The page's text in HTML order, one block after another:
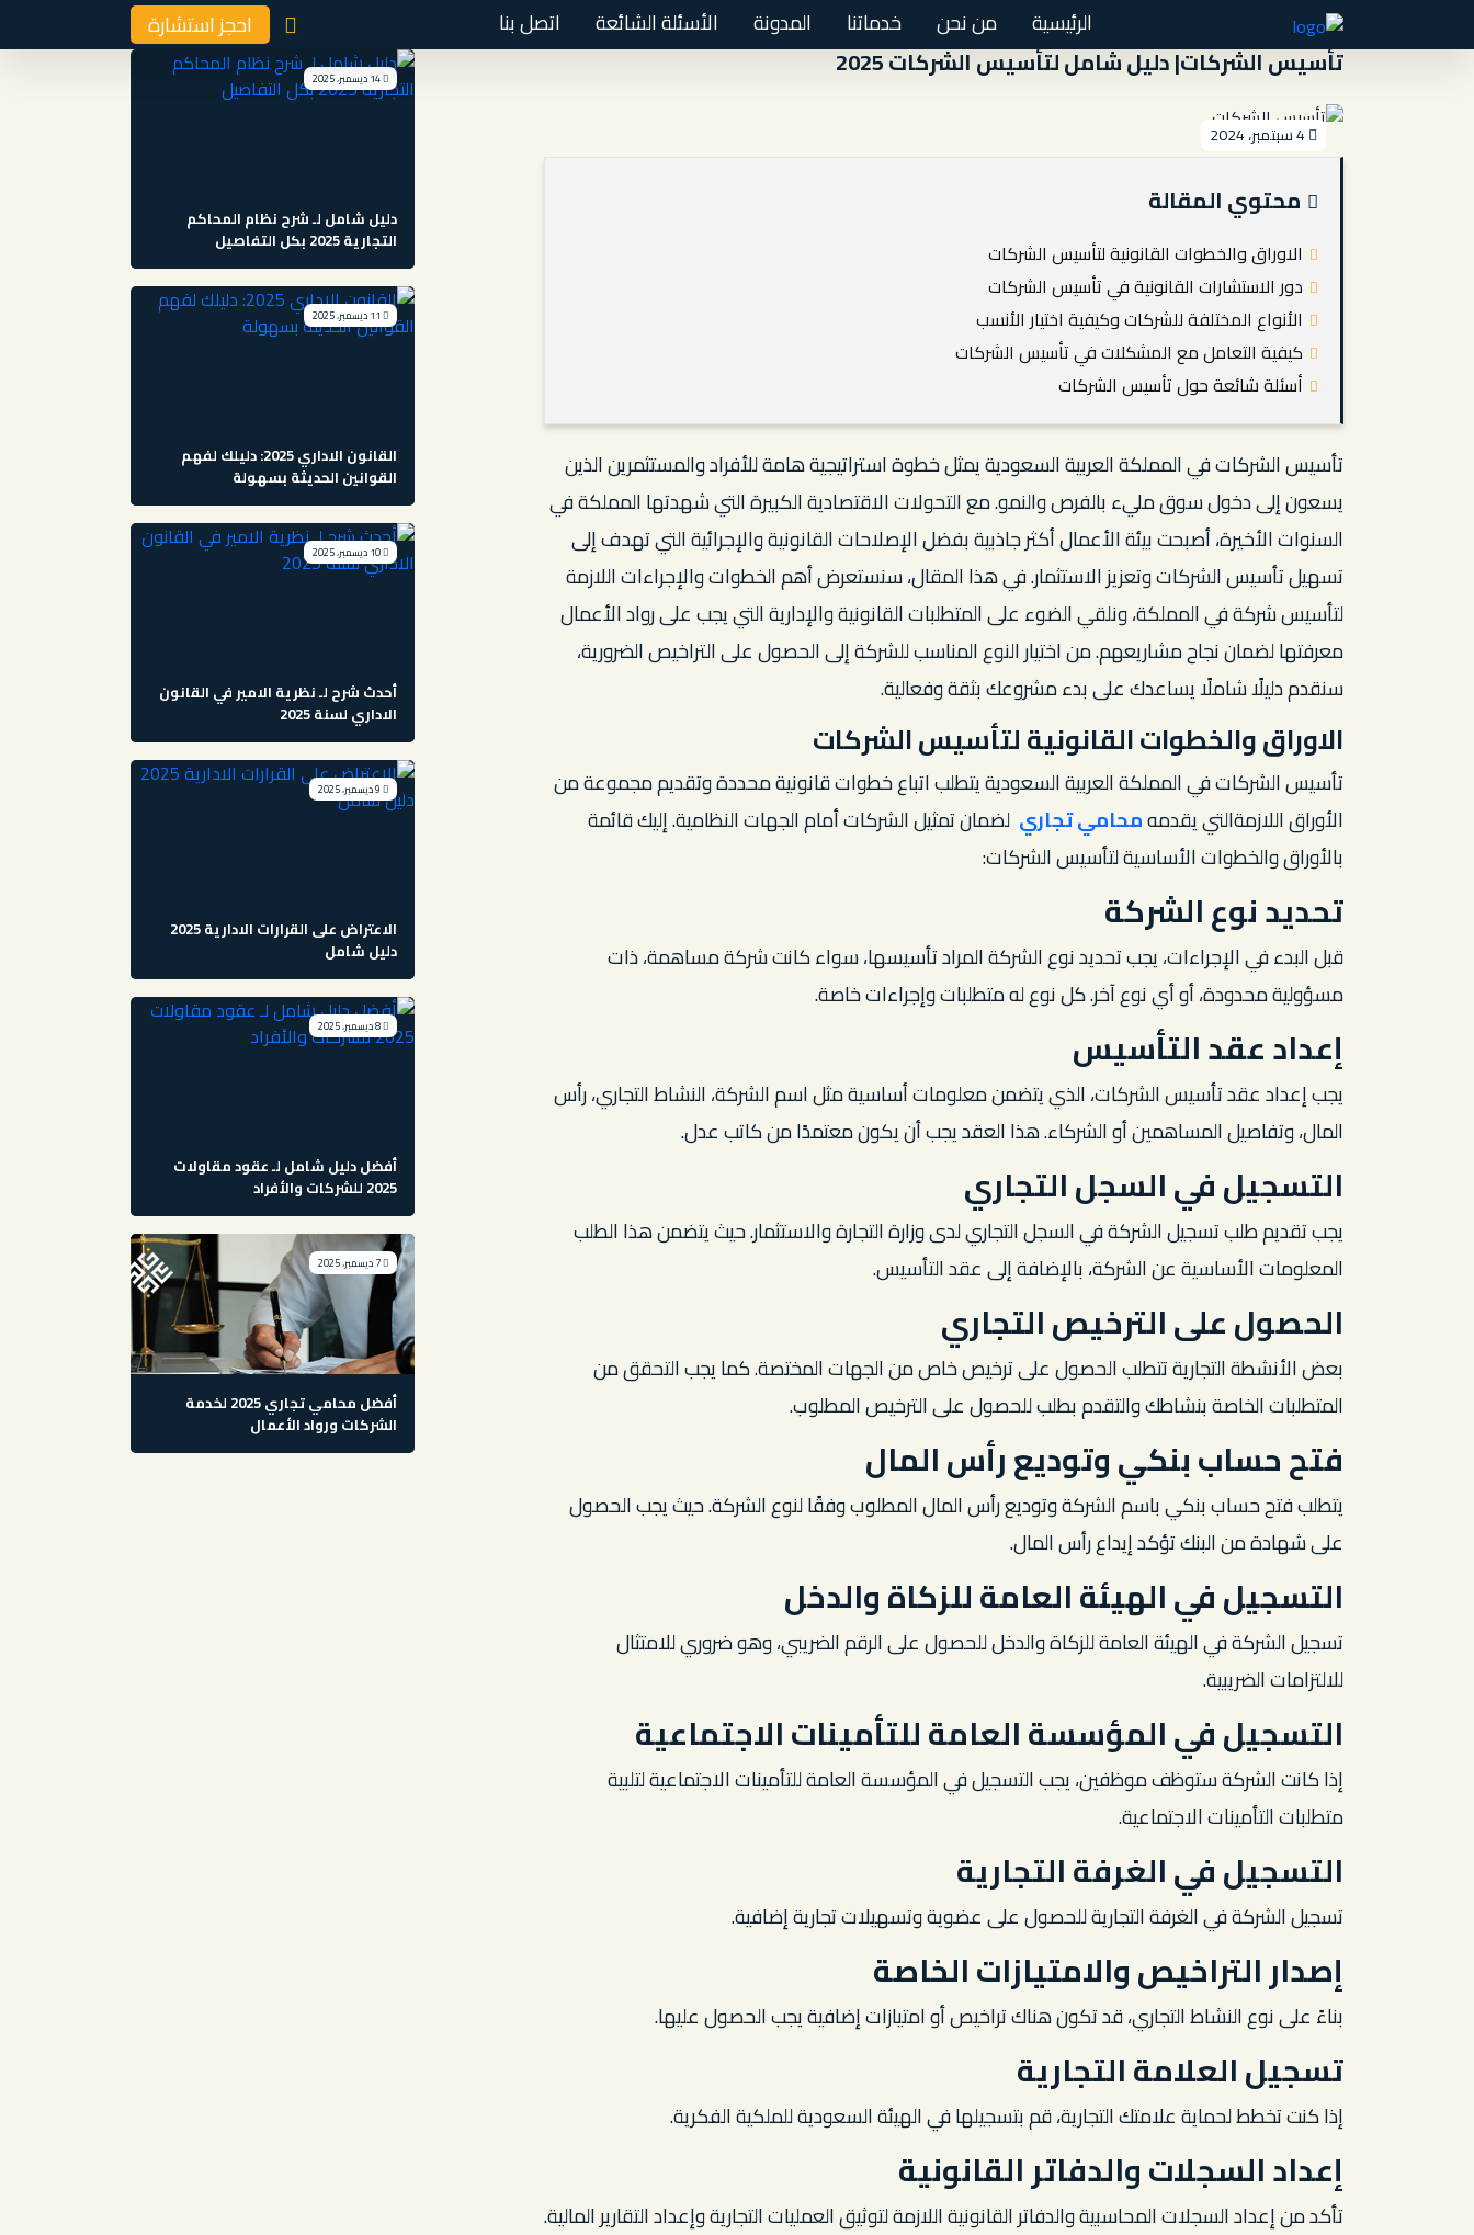
الرئيسية من نحن خدماتنا المدونة الأسئلة الشائعة اتصل بنا احجز استشارة
تأسيس الشركات| دليل شامل لتأسيس الشركات 2025
محتوي المقالة
الاوراق والخطوات القانونية لتأسيس الشركات
دور الاستشارات القانونية في تأسيس الشركات
الأنواع المختلفة للشركات وكيفية اختيار الأنسب
كيفية التعامل مع المشكلات في تأسيس الشركات
أسئلة شائعة حول تأسيس الشركات
تأسيس الشركات في المملكة العربية السعودية يمثل خطوة استراتيجية هامة للأفراد والمستثمرين الذين
يسعون إلى دخول سوق مليء بالفرص والنمو. مع التحولات الاقتصادية الكبيرة التي شهدتها المملكة في
السنوات الأخيرة، أصبحت بيئة الأعمال أكثر جاذبية بفضل الإصلاحات القانونية والإجرائية التي تهدف إلى
تسهيل تأسيس الشركات وتعزيز الاستثمار. في هذا المقال، سنستعرض أهم الخطوات والإجراءات اللازمة
لتأسيس شركة في المملكة، ونلقي الضوء على المتطلبات القانونية والإدارية التي يجب على رواد الأعمال
معرفتها لضمان نجاح مشاريعهم. من اختيار النوع المناسب للشركة إلى الحصول على التراخيص الضرورية،
سنقدم دليلًا شاملًا يساعدك على بدء مشروعك بثقة وفعالية.
الاوراق والخطوات القانونية لتأسيس الشركات
تأسيس الشركات في المملكة العربية السعودية يتطلب اتباع خطوات قانونية محددة وتقديم مجموعة من
الأوراق اللازمةالتي يقدمهمحامي تجاري لضمانتمثيل الشركات أمام الجهات النظامية. إليك قائمة
بالأوراق والخطوات الأساسية لتأسيس الشركات:
تحديد نوع الشركة
قبل البدء في الإجراءات، يجب تحديد نوع الشركة المراد تأسيسها، سواء كانت شركة مساهمة، ذات
مسؤولية محدودة، أو أي نوع آخر. كل نوع له متطلبات وإجراءات خاصة.
إعداد عقد التأسيس
يجب إعداد عقد تأسيس الشركات، الذي يتضمن معلومات أساسية مثل اسم الشركة، النشاط التجاري، رأس
المال، وتفاصيل المساهمين أو الشركاء. هذا العقد يجب أن يكون معتمدًا من كاتب عدل.
التسجيل في السجل التجاري
يجب تقديم طلب تسجيل الشركة في السجل التجاري لدى وزارة التجارة والاستثمار. حيث يتضمن هذا الطلب
المعلومات الأساسية عن الشركة، بالإضافة إلى عقد التأسيس.
الحصول على الترخيص التجاري
بعض الأنشطة التجارية تتطلب الحصول على ترخيص خاص من الجهات المختصة. كما يجب التحقق من
المتطلبات الخاصة بنشاطك والتقدم بطلب للحصول على الترخيص المطلوب.
فتح حساب بنكي وتوديع رأس المال
يتطلب فتح حساب بنكي باسم الشركة وتوديع رأس المال المطلوب وفقًا لنوع الشركة. حيث يجب الحصول
على شهادة من البنك تؤكد إيداع رأس المال.
التسجيل في الهيئة العامة للزكاة والدخل
تسجيل الشركة في الهيئة العامة للزكاة والدخل للحصول على الرقم الضريبي، وهو ضروري للامتثال
للالتزامات الضريبية.
التسجيل في المؤسسة العامة للتأمينات الاجتماعية
إذا كانت الشركة ستوظف موظفين، يجب التسجيل في المؤسسة العامة للتأمينات الاجتماعية لتلبية
متطلبات التأمينات الاجتماعية.
التسجيل في الغرفة التجارية
تسجيل الشركة في الغرفة التجارية للحصول على عضوية وتسهيلات تجارية إضافية.
إصدار التراخيص والامتيازات الخاصة
بناءً على نوع النشاط التجاري، قد تكون هناك تراخيص أو امتيازات إضافية يجب الحصول عليها.
تسجيل العلامة التجارية
إذا كنت تخطط لحماية علامتك التجارية، قم بتسجيلها في الهيئة السعودية للملكية الفكرية.
إعداد السجلات والدفاتر القانونية
تأكد من إعداد السجلات المحاسبية والدفاتر القانونية اللازمة لتوثيق العمليات التجارية وإعداد التقارير المالية.
14 ديسمبر، 2025
دليل شامل لـ شرح نظام المحاكم
التجارية 2025 بكل التفاصيل
القانون الاداري 2025: دليلك لفهم
القوانين الحديثة بسهولة
10 ديسمبر، 2025
أحدث شرح لـ نظرية الامير في القانون
الاداري لسنة 2025
الاعتراض على القرارات الادارية 2025
دليل شامل
8 ديسمبر، 2025
أفضل دليل شامل لـ عقود مقاولات
2025 للشركات والأفراد
7 ديسمبر، 2025
أفضل محامي تجاري 2025 لخدمة
الشركات ورواد الأعمال